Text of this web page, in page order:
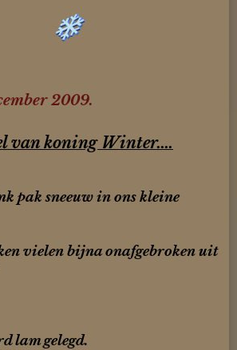
2009.
van koning Winter....
pak sneeuw in ons kleine
vielen bijna onafgebroken uit
lam gelegd.